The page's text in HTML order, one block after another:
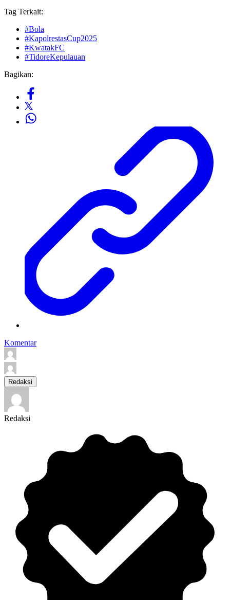
Tag Terkait:
#Bola
#KapolrestasCup2025
#KwatakFC
#TidoreKepulauan
Bagikan:
Komentar
Redaksi
Redaksi